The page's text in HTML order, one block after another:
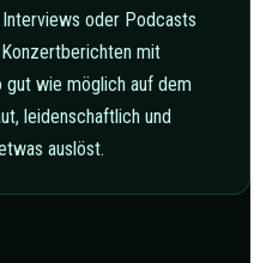
oder Podcasts
mit
gut wie möglich auf dem
leidenschaftlich und
auslöst.